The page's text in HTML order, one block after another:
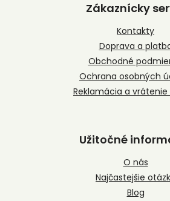
Zákaznícky
Kontakty
Doprava a
Obchodné
Ochrana osobných
Reklamácia a
Užitočné
O nás
Najčastejšie
Blog